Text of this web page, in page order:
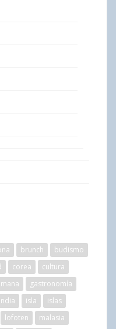
brunch
budismo
corea
cultura
gastronomía
india isla
islas
lofoten
malasia